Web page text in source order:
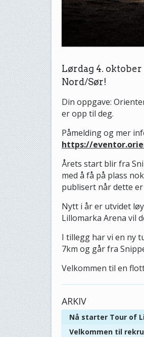
Lørdag 4.
Nord/Sør!
Din oppgave:
er opp til deg.
Påmelding og mer
https://
Årets start blir fra
med å få på plass
publisert når dette er
Nytt i år er utvidet
Lillomarka Arena vil
I tillegg har vi en ny
7km og går fra
Velkommen til en
ARKIV
Nå starter Tour of
Velkommen til